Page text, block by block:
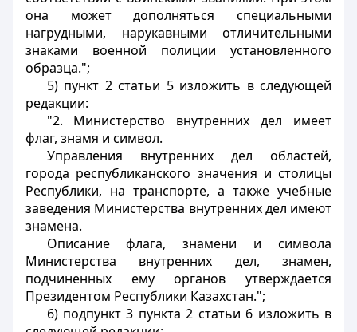
она может дополняться специальными
нагрудными, нарукавными отличительными
знаками военной полиции установленного
образца.";
5) пункт 2 статьи 5 изложить в следующей
редакции:
"2. Министерство внутренних дел имеет
флаг, знамя и символ.
Управления внутренних дел областей,
города республиканского значения и столицы
Республики, на транспорте, а также учебные
заведения Министерства внутренних дел имеют
знамена.
Описание флага, знамени и символа
Министерства внутренних дел, знамен,
подчиненных ему органов утверждается
Президентом Республики Казахстан.";
6) подпункт 3 пункта 2 статьи 6 изложить в